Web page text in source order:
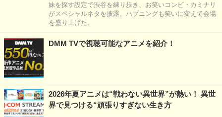
妹を探す設定で渋谷を練り歩き、お笑いコンビ・カミナリ
がスペシャルネタを披露。ハプニングも笑いに変えて会場
を盛り上げた。
DMM TVで視聴可能なアニメを紹介！
2026年夏アニメは“戦わない異世界”が熱い！ 異世
界で見つける“頑張りすぎない生き方